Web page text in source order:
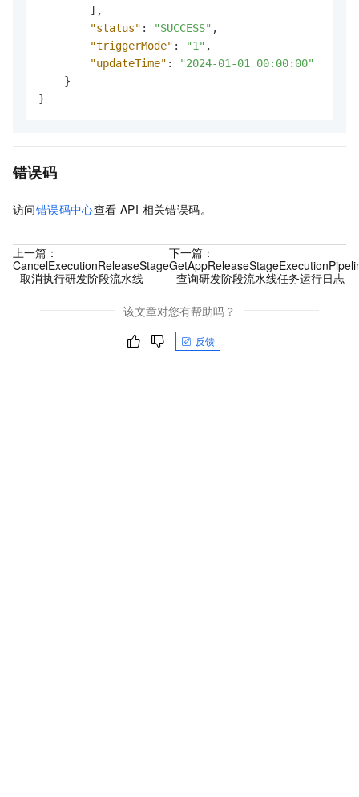
] ,
"status" : "SUCCESS" ,
"triggerMode" : "1" ,
"updateTime" :
"2024-01-01 00:00:00"
}
}
错误码
访问错误码中心查看 API 相关错误码。
上一篇：
CancelExecutionReleaseStage
- 取消执行研发阶段流水线
下一篇：
- 查询研发阶段流水线任务运行日志
该文章对您有帮助吗？
反馈